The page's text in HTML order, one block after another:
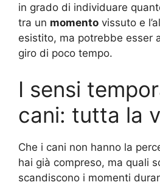
in grado di individuare
tra un momento vissuto e
esistito, ma potrebbe esser
giro di poco tempo.
I sensi
cani: tutta la
Che i cani non hanno la
hai già compreso, ma quali
scandiscono i momenti